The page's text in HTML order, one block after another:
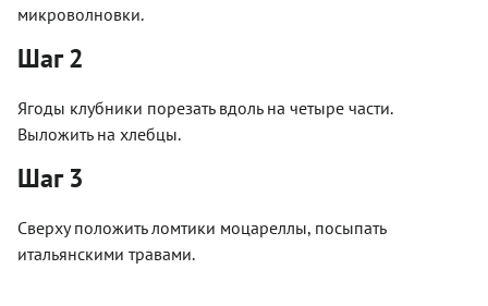
микроволновки.
Шаг 2
Ягоды клубники порезать вдоль на четыре части.
Выложить на хлебцы.
Шаг 3
Сверху положить ломтики моцареллы, посыпать
итальянскими травами.